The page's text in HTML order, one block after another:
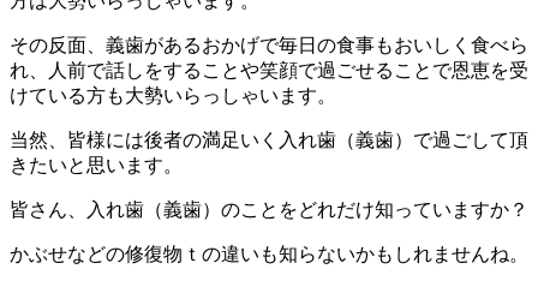
その反面、義歯があるおかげで毎日の食事もおいしく食べら
れ、人前で話しをすることや笑顔で過ごせることで恩恵を受
けている方も大勢いらっしゃいます。
当然、皆様には後者の満足いく入れ歯（義歯）で過ごして頂
きたいと思います。
皆さん、入れ歯（義歯）のことをどれだけ知っていますか？
かぶせなどの修復物ｔの違いも知らないかもしれませんね。